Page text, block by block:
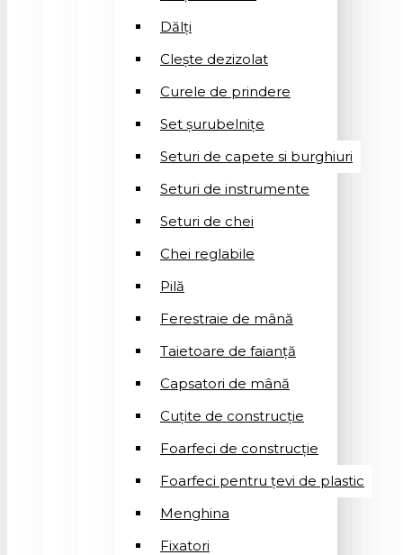
Dălți
Clește dezizolat
Curele de prindere
Set șurubelnițe
Seturi de capete si burghiuri
Seturi de instrumente
Seturi de chei
Chei reglabile
Pilă
Ferestraie de mână
Taietoare de faianță
Capsatori de mână
Cuțite de construcție
Foarfeci de construcție
Foarfeci pentru țevi de plastic
Menghina
Fixatori